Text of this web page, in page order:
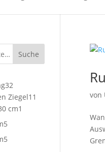
von
Suche
32
Produkte
Ziegel11
cm1
5
5